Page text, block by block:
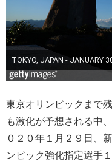
東京オリンピックまで
も激化が予想される中
０２０年１月２９日、
ンピック強化指定選手